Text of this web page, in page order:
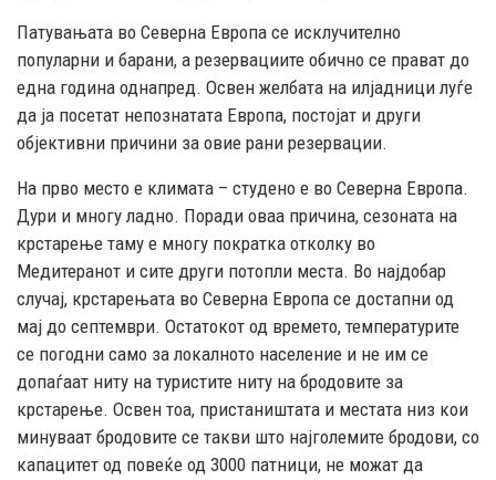
Патувањата во Северна Европа се исклучително
популарни и барани, а резервациите обично се прават до
една година однапред. Освен желбата на илјадници луѓе
да ја посетат непознатата Европа, постојат и други
објективни причини за овие рани резервации.
На прво место е климата – студено е во Северна Европа.
Дури и многу ладно. Поради оваа причина, сезоната на
крстарење таму е многу пократка отколку во
Медитеранот и сите други потопли места. Во најдобар
случај, крстарењата во Северна Европа се достапни од
мај до септември. Остатокот од времето, температурите
се погодни само за локалното население и не им се
допаѓаат ниту на туристите ниту на бродовите за
крстарење. Освен тоа, пристаништата и местата низ кои
минуваат бродовите се такви што најголемите бродови, со
капацитет од повеќе од 3000 патници, не можат да